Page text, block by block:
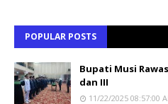
POPULAR POSTS
Bupati Musi
dan III
11/22/2025 08:57:00